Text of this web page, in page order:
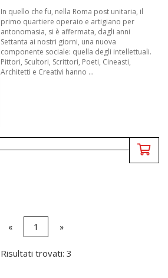
In quello che fu, nella Roma post unitaria, il
primo quartiere operaio e artigiano per
antonomasia, si è affermata, dagli anni
Settanta ai nostri giorni, una nuova
componente sociale: quella degli intellettuali.
Pittori, Scultori, Scrittori, Poeti, Cineasti,
Architetti e Creativi hanno ...
« 1 »
Risultati trovati: 3